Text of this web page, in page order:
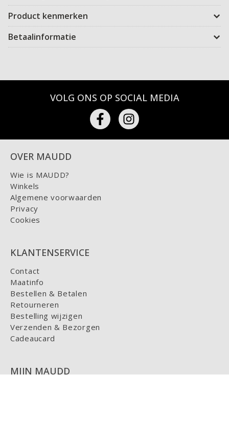
Product kenmerken
Betaalinformatie
VOLG ONS OP SOCIAL MEDIA
OVER MAUDD
Wie is MAUDD?
Winkels
Algemene voorwaarden
Privacy
Cookies
KLANTENSERVICE
Contact
Maatinfo
Bestellen & Betalen
Retourneren
Bestelling wijzigen
Verzenden & Bezorgen
Cadeaucard
MIJN MAUDD